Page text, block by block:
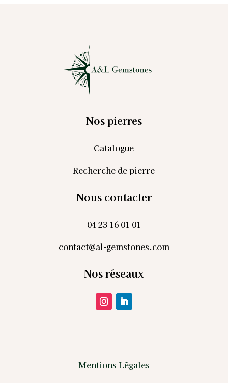
Nos pierres
Catalogue
Recherche de pierre
Nous contacter
04 23 16 01 01
contact@al-gemstones.com
Nos réseaux
Mentions Légales